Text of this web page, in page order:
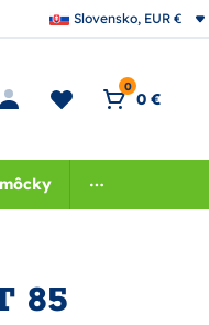
Slovensko, EUR €
0
0 €
85